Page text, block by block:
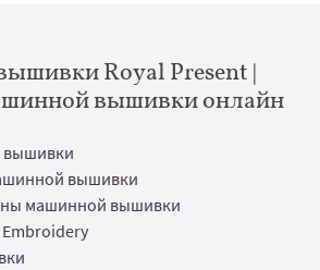
Royal Present |
вышивки онлайн
вышивки
вышивки
машинной вышивки
Embroidery